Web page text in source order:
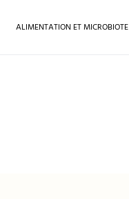
ALIMENTATION ET MICROBIOTE